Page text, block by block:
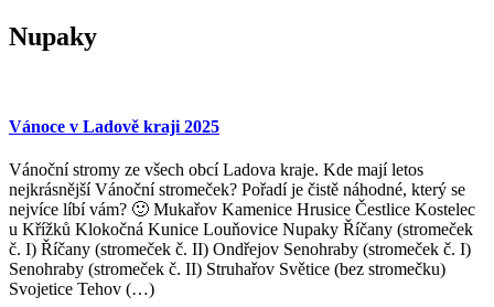
Nupaky
Vánoce v Ladově kraji 2025
Vánoční stromy ze všech obcí Ladova kraje. Kde mají letos
nejkrásnější Vánoční stromeček? Pořadí je čistě náhodné, který se
nejvíce líbí vám? 🙂 Mukařov Kamenice Hrusice Čestlice Kostelec
u Křížků Klokočná Kunice Louňovice Nupaky Říčany (stromeček
č. I) Říčany (stromeček č. II) Ondřejov Senohraby (stromeček č. I)
Senohraby (stromeček č. II) Struhařov Světice (bez stromečku)
Svojetice Tehov (…)